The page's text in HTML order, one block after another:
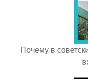
Почему в